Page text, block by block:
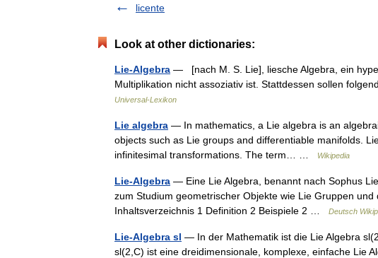
licente
Look at other dictionaries:
Lie-Algebra — [nach M. S. Lie], liesche Algebra, ein
Multiplikation nicht assoziativ ist. Stattdessen sollen
Universal-Lexikon
Lie algebra — In mathematics, a Lie algebra is an
objects such as Lie groups and differentiable manifolds.
infinitesimal transformations. The term… …
Wikipedia
Lie-Algebra — Eine Lie Algebra, benannt nach Sophus
zum Studium geometrischer Objekte wie Lie Gruppen
Inhaltsverzeichnis 1 Definition 2 Beispiele 2 …
Deutsch
Lie-Algebra sl — In der Mathematik ist die Lie Algebra
sl(2,C) ist eine dreidimensionale, komplexe, einfache Lie